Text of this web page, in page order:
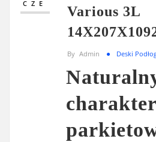
CZE
Various 3L
By Admin Deski